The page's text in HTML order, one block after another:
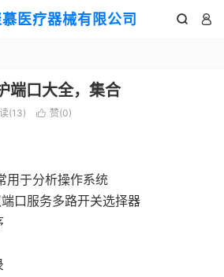
慕医疗器械有限公司  
端口大全，集合
(13)  赞(0)
用于分析操作系统
口服务多路开关选择器